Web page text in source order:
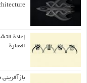
إعادة
العمارة